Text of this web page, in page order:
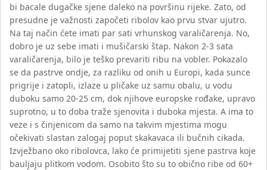
bi bacale dugačke sjene daleko na površinu rijeke. Zato, od
presudne je važnosti započeti ribolov kao prvu stvar ujutro.
Na taj način ćete imati par sati vrhunskog varaličarenja. No,
dobro je uz sebe imati i mušičarski štap. Nakon 2-3 sata
varaličarenja, bilo je teško prevariti ribu na vobler. Pokazalo
se da pastrve ondje, za razliku od onih u Europi, kada sunce
prigrije i zatopli, izlaze u pličake uz samu obalu, u vodu
duboku samo 20-25 cm, dok njihove europske rođake, upravo
suprotno, u to doba traže sjenovita i duboka mjesta. A ima to
veze i s činjenicom da samo na takvim mjestima mogu
očekivati slastan zalogaj poput skakavaca ili bučnih cikada.
Izvježbano oko ribolovca, lako će primijetiti sjene pastrva koje
bauljaju plitkom vodom. Osobito što su to obično ribe od 60+